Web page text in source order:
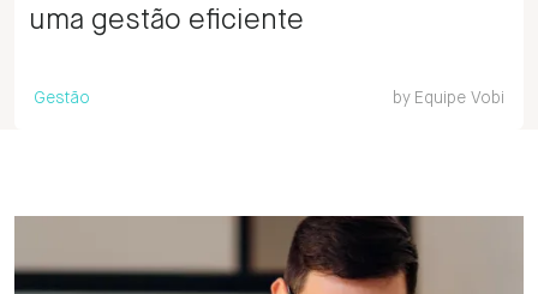
uma gestão eficiente
Gestão by Equipe Vobi